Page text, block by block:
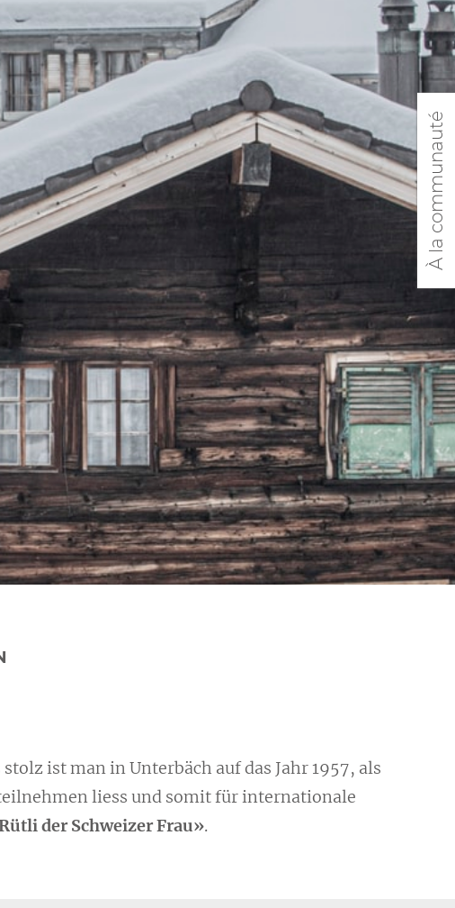
stolz ist man inUnterbäch auf das Jahr 1957, als
liess und somit für internationale
der Schweizer Frau».
À la communauté